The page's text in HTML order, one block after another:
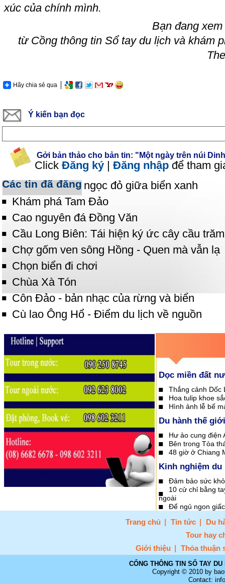
xúc của chính mình.
Bạn đang
từ Cồng thông tin Sổ tay du lịch và khám
Hãy chia sẻ qua
Ý kiến bạn đọc
Gởi bản thảo cho bản tin: "Một ngày trên núi
Click Đăng ký | Đăng nhập để tham
Các tin đã đăng
Cồn Cỏ - Viên ngọc đỏ giữa biển xanh
Khám phá Tam Đảo
Cao nguyên đá Đồng Văn
Cầu Long Biên: Tái hiện ký ức cây cầu
Chợ gốm ven sông Hồng - Quen mà vẫn lạ
Chọn biển đi chơi
Chùa Xà Tón
Côn Đảo - bản nhạc của rừng và biển
Cù lao Ông Hổ - Điểm du lịch về nguồn
Dọc miền đất
Thắng cảnh Dốc
Hoa tulip khoe
Hình ảnh lễ bế
Du hành thế giới
Hư ảo cung điện
Bên trong Tòa
48 giờ ở Chiang
Kinh nghiệm du
Đảm bảo sức
10 cử chỉ bằng
ngoài
Để ngủ ngon
Trang chủ Tin tức
Du
Tour hay
Giới thiệu
Thỏa thuận
CỔNG THÔNG TIN SỔ TAY
Copyright © 2010 by
Contact: